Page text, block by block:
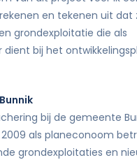
en tekenen uit dat
grondexploitatie die als
dient bij het
bij de gemeente
als planeconoom
grondexploitaties en